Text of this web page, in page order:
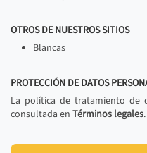
OTROS DE NUESTROS SITIOS
Blancas
PROTECCIÓN DE DATOS
La política de tratamiento de
consultada en Términos legales.